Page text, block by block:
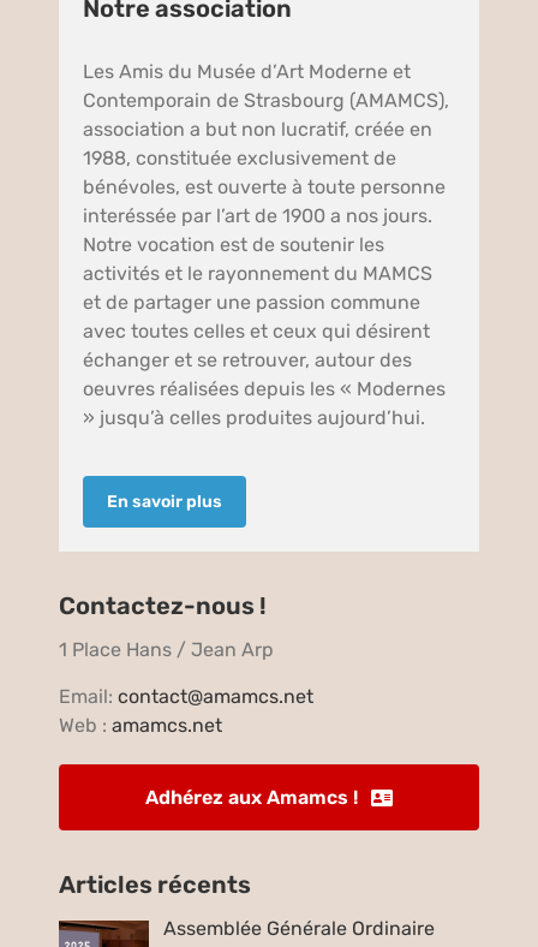
Notre association
Les Amis du Musée d’Art Moderne et
Contemporain de Strasbourg (AMAMCS),
association a but non lucratif, créée en
1988, constituée exclusivement de
bénévoles, est ouverte à toute personne
interéssée par l’art de 1900 a nos jours.
Notre vocation est de soutenir les
activités et le rayonnement du MAMCS
et de partager une passion commune
avec toutes celles et ceux qui désirent
échanger et se retrouver, autour des
oeuvres réalisées depuis les « Modernes
» jusqu’à celles produites aujourd’hui.
En savoir plus
Contactez-nous !
1 Place Hans / Jean Arp
Email:contact@amamcs.net
Web :amamcs.net
Adhérez aux Amamcs !
Articles récents
Assemblée Générale Ordinaire